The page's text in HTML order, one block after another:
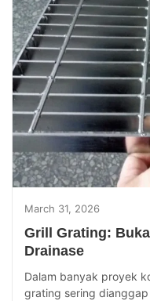
March 31, 2026
Grill Grating:
Drainase
Dalam banyak proyek
grating sering